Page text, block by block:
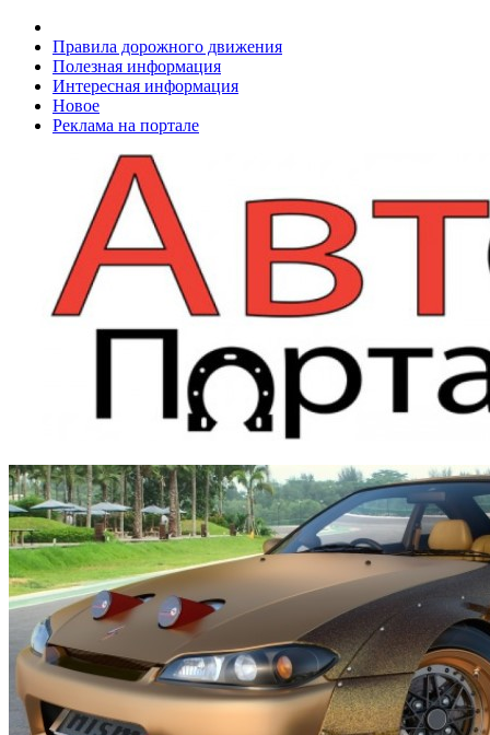
Правила дорожного движения
Полезная информация
Интересная информация
Новое
Реклама на портале